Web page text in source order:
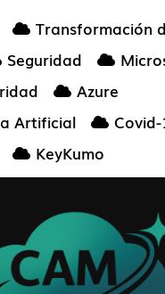
Transformación
Seguridad
Azure
Artificial
KeyKumo